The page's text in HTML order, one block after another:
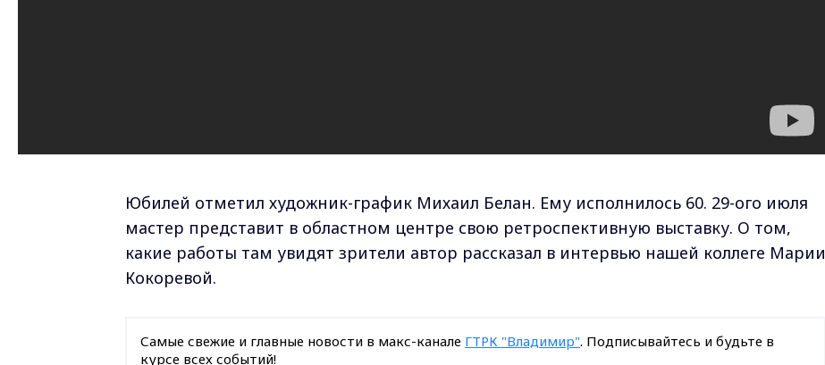
Юбилей отметил художник-график Михаил Белан. Ему исполнилось 60. 29-ого июля
мастер представит в областном центре свою ретроспективную выставку. О том,
какие работы там увидят зрители автор рассказал в интервью нашей коллеге Марии
Кокоревой.
Самые свежие и главные новости в макс-канале ГТРК "Владимир". Подписывайтесь и будьте в
курсе всех событий!